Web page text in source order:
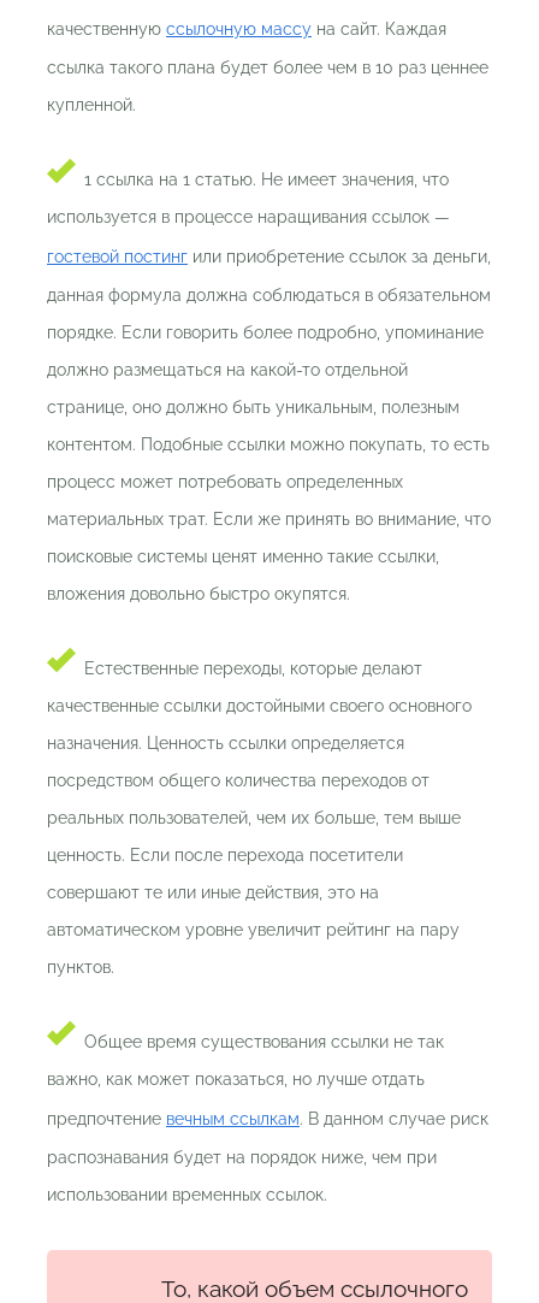
качественную ссылочную массу на сайт. Каждая
ссылка такого плана будет более чем в 10 раз ценнее
купленной.
1 ссылка на 1 статью. Не имеет значения, что
используется в процессе наращивания ссылок —
гостевой постинг или приобретение ссылок за деньги,
данная формула должна соблюдаться в обязательном
порядке. Если говорить более подробно, упоминание
должно размещаться на какой-то отдельной
странице, оно должно быть уникальным, полезным
контентом. Подобные ссылки можно покупать, то есть
процесс может потребовать определенных
материальных трат. Если же принять во внимание, что
поисковые системы ценят именно такие ссылки,
вложения довольно быстро окупятся.
Естественные переходы, которые делают
качественные ссылки достойными своего основного
назначения. Ценность ссылки определяется
посредством общего количества переходов от
реальных пользователей, чем их больше, тем выше
ценность. Если после перехода посетители
совершают те или иные действия, это на
автоматическом уровне увеличит рейтинг на пару
пунктов.
Общее время существования ссылки не так
важно, как может показаться, но лучше отдать
предпочтение вечным ссылкам. В данном случае риск
распознавания будет на порядок ниже, чем при
использовании временных ссылок.
То, какой объем ссылочного